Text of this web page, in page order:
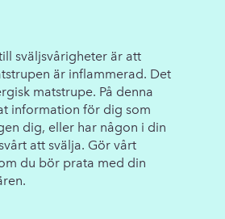
sväljsvårigheter är att
är inflammerad. Det
matstrupe. På denna
information för dig som
dig, eller har någon i din
att svälja. Gör vårt
du bör prata med din